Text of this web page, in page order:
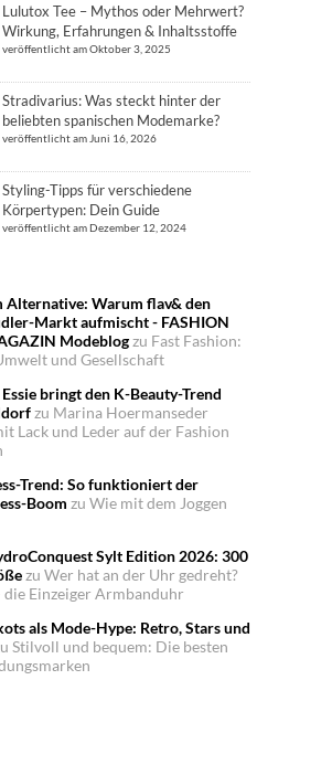
Lulutox Tee – Mythos oder Mehrwert?
Wirkung, Erfahrungen & Inhaltsstoffe
veröffentlicht am Oktober 3, 2025
Stradivarius: Was steckt hinter der
beliebten spanischen Modemarke?
veröffentlicht am Juni 16, 2026
Styling-Tipps für verschiedene
Körpertypen: Dein Guide
veröffentlicht am Dezember 12, 2024
Alternative: Warum flav& den
Markt aufmischt - FASHION
Modeblogzu Fast Fashion:
und Gesellschaft
bringt den K-Beauty-Trend
zu Marina Hoermanseder
Lack und Leder auf der Fashion
Trend: So funktioniert der
Boom zu Wie mit dem Joggen
Sylt Edition 2026: 300
zu Wer hat an der Uhr gedreht?
die Einzeiger Armbanduhr
als Mode-Hype: Retro, Stars und
Stilvoll und bequem: Die besten